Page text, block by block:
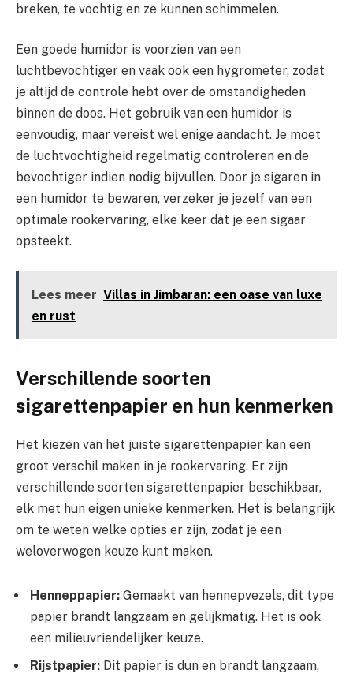
breken, te vochtig en ze kunnen schimmelen.
Een goede humidor is voorzien van een
luchtbevochtiger en vaak ook een hygrometer, zodat
je altijd de controle hebt over de omstandigheden
binnen de doos. Het gebruik van een humidor is
eenvoudig, maar vereist wel enige aandacht. Je moet
de luchtvochtigheid regelmatig controleren en de
bevochtiger indien nodig bijvullen. Door je sigaren in
een humidor te bewaren, verzeker je jezelf van een
optimale rookervaring, elke keer dat je een sigaar
opsteekt.
Lees meer Villas in Jimbaran: een oase van luxe
en rust
Verschillende soorten
sigarettenpapier en hun kenmerken
Het kiezen van het juiste sigarettenpapier kan een
groot verschil maken in je rookervaring. Er zijn
verschillende soorten sigarettenpapier beschikbaar,
elk met hun eigen unieke kenmerken. Het is belangrijk
om te weten welke opties er zijn, zodat je een
weloverwogen keuze kunt maken.
Henneppapier: Gemaakt van hennepvezels, dit type
papier brandt langzaam en gelijkmatig. Het is ook
een milieuvriendelijker keuze.
Rijstpapier: Dit papier is dun en brandt langzaam,